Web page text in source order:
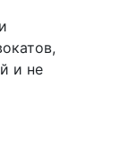
и не